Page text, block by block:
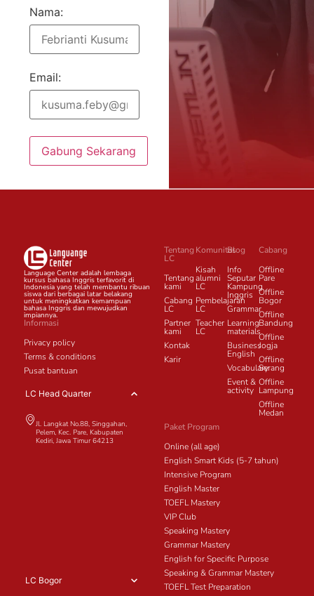
Nama:
Email:
Gabung Sekarang
Language Center adalah lembaga
kursus bahasa Inggris terfavorit di
Indonesia yang telah membantu ribuan
siswa dari berbagai latar belakang
untuk meningkatkan kemampuan
bahasa Inggris dan mewujudkan
impiannya.
Informasi
Privacy policy
Terms & conditions
Pusat bantuan
LC Head Quarter
Jl. Langkat No.88, Singgahan,
Pelem, Kec. Pare, Kabupaten
Kediri, Jawa Timur 64213
LC Bogor
Tentang
LC
Tentang
kami
Cabang
LC
Partner
kami
Kontak
Karir
Komunitas
Kisah
alumni
LC
Pembelajaran
LC
Teacher
LC
Blog
Info
Seputar
Kampung
Inggris
Grammar
Learning
materials
Business
English
Vocabulary
Event &
activity
Cabang
Offline
Pare
Offline
Bogor
Offline
Bandung
Offline
Jogja
Offline
Serang
Offline
Lampung
Offline
Medan
Paket Program
Online (all age)
English Smart Kids (5-7 tahun)
Intensive Program
English Master
TOEFL Mastery
VIP Club
Speaking Mastery
Grammar Mastery
English for Specific Purpose
Speaking & Grammar Mastery
TOEFL Test Preparation